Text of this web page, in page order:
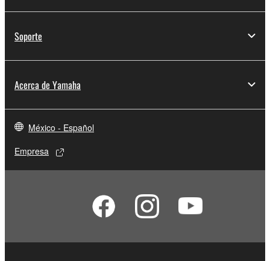
Soporte
Acerca de Yamaha
México - Español
Empresa